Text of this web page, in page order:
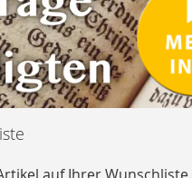
auf Ihrer Wunschliste.